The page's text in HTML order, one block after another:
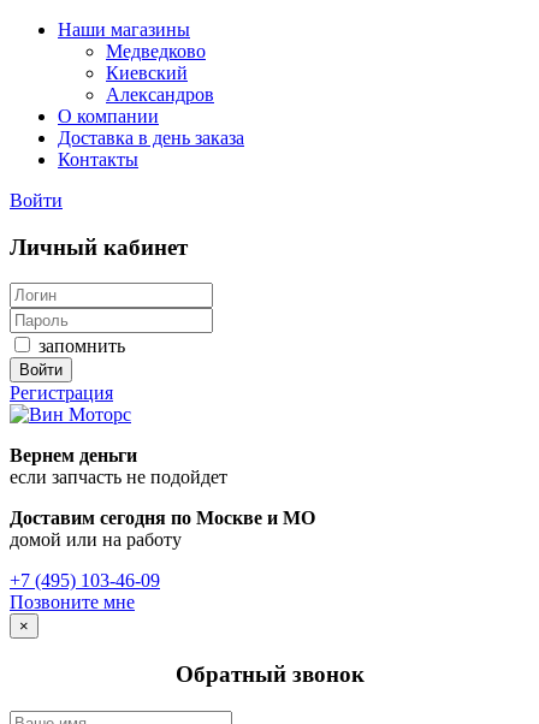
Наши магазины
Медведково
Киевский
Александров
О компании
Доставка в день заказа
Контакты
Войти
Личный кабинет
запомнить
Войти
Регистрация
Вернем деньги
если запчасть не подойдет
Доставим сегодня по Москве и МО
домой или на работу
+7 (495) 103-46-09
Позвоните мне
×
Обратный звонок